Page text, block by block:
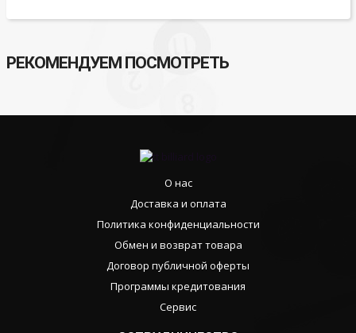
РЕКОМЕНДУЕМ ПОСМОТРЕТЬ
О нас
Доставка и оплата
Политика конфиденциальности
Обмен и возврат товара
Договор публичной оферты
Программы кредитования
Сервис